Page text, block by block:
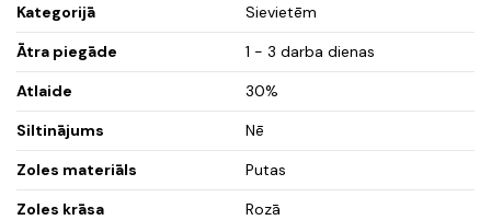
Kategorijā
Sievietēm
Ātra piegāde
1 - 3 darba dienas
Atlaide
30%
Siltinājums
Nē
Zoles materiāls
Putas
Zoles krāsa
Rozā